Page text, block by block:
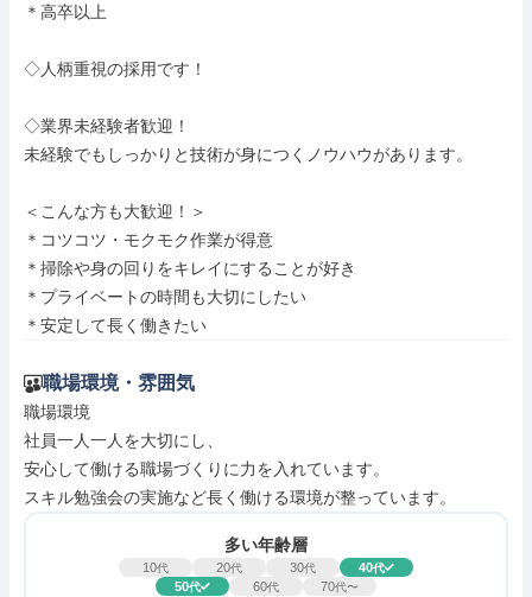
＊高卒以上
◇人柄重視の採用です！
◇業界未経験者歓迎！
未経験でもしっかりと技術が身につくノウハウがあります。
＜こんな方も大歓迎！＞
＊コツコツ・モクモク作業が得意
＊掃除や身の回りをキレイにすることが好き
＊プライベートの時間も大切にしたい
＊安定して長く働きたい
職場環境・雰囲気
職場環境
社員一人一人を大切にし、
安心して働ける職場づくりに力を入れています。
スキル勉強会の実施など長く働ける環境が整っています。
多い年齢層
10代 20代 30代 40代
50代 60代 70代〜